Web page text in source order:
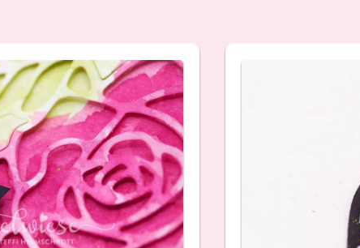
Blog
Gutscheine
Produkte erklärt
Über mich
Über Stampin’ Up!